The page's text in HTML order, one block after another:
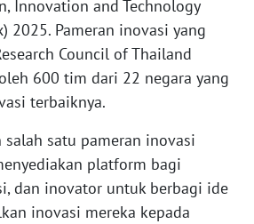
Innovation and Technology
2025. Pameran inovasi yang
Council of Thailand
600 tim dari 22 negara yang
terbaiknya.
salah satu pameran inovasi
platform bagi
dan inovator untuk berbagi ide
inovasi mereka kepada